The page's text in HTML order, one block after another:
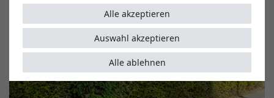
Alle akzeptieren
Alle ablehnen
Auswahl akzeptieren